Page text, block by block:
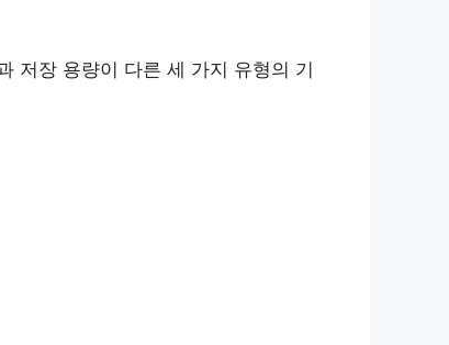
저장 용량이 다른 세 가지 유형의 기